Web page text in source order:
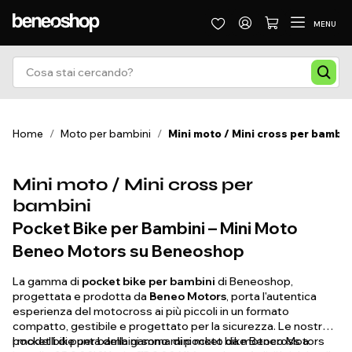
MENU
Home / Moto per bambini / Mini moto / Mini cross per
Mini moto / Mini cross per
bambini
Pocket Bike per Bambini – Mini Moto
Beneo Motors su Beneoshop
La gamma di pocket bike per bambini di Beneoshop,
progettata e prodotta da Beneo Motors, porta l'autentica
esperienza del motocross ai più piccoli in un formato
compatto, gestibile e progettato per la sicurezza. Le nostre
pocket bike per bambini sono mini moto da motocross a
I modelli di punta della gamma di pocket bike Beneo Motors